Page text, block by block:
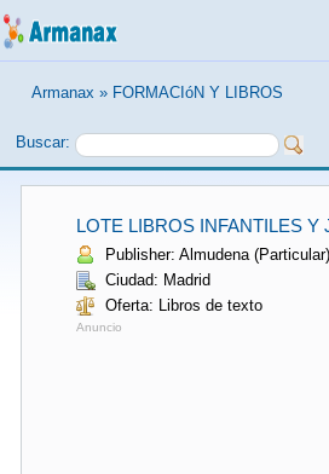
Armanax » FORMACIóN Y LIBROS
Buscar:
LOTE LIBROS INFANTILES Y
Publisher: Almudena (Particular)
Ciudad: Madrid
Oferta: Libros de texto
Anuncio